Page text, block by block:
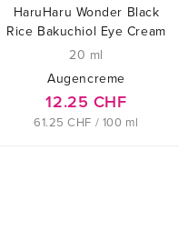
HaruHaru Wonder Black
Rice Bakuchiol Eye Cream
20 ml
Augencreme
12.25 CHF
61.25 CHF / 100 ml